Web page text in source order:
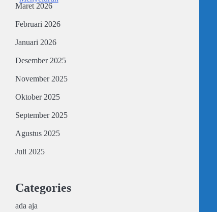
Maret 2026
Februari 2026
Januari 2026
Desember 2025
November 2025
Oktober 2025
September 2025
Agustus 2025
Juli 2025
Categories
ada aja